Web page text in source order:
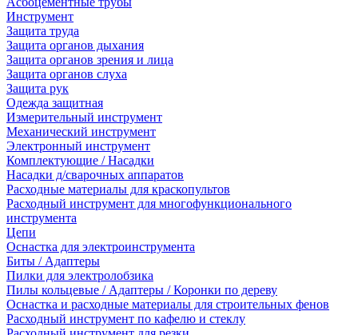
Инструмент
Защита труда
Защита органов дыхания
Защита органов зрения и лица
Защита органов слуха
Защита рук
Одежда защитная
Измерительный инструмент
Механический инструмент
Электронный инструмент
Комплектующие / Насадки
Насадки д/сварочных аппаратов
Расходные материалы для краскопультов
Расходный инструмент для многофункционального
инструмента
Цепи
Оснастка для электроинструмента
Биты / Адаптеры
Пилки для электролобзика
Пилы кольцевые / Адаптеры / Коронки по дереву
Оснастка и расходные материалы для строительных фенов
Расходный инструмент по кафелю и стеклу